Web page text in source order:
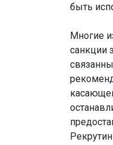
быть
Многие
санкции